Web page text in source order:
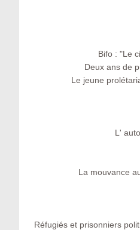
Bifo : "Le
Deux ans de
Le jeune
L'
La mouvance
Réfugiés et prisonniers